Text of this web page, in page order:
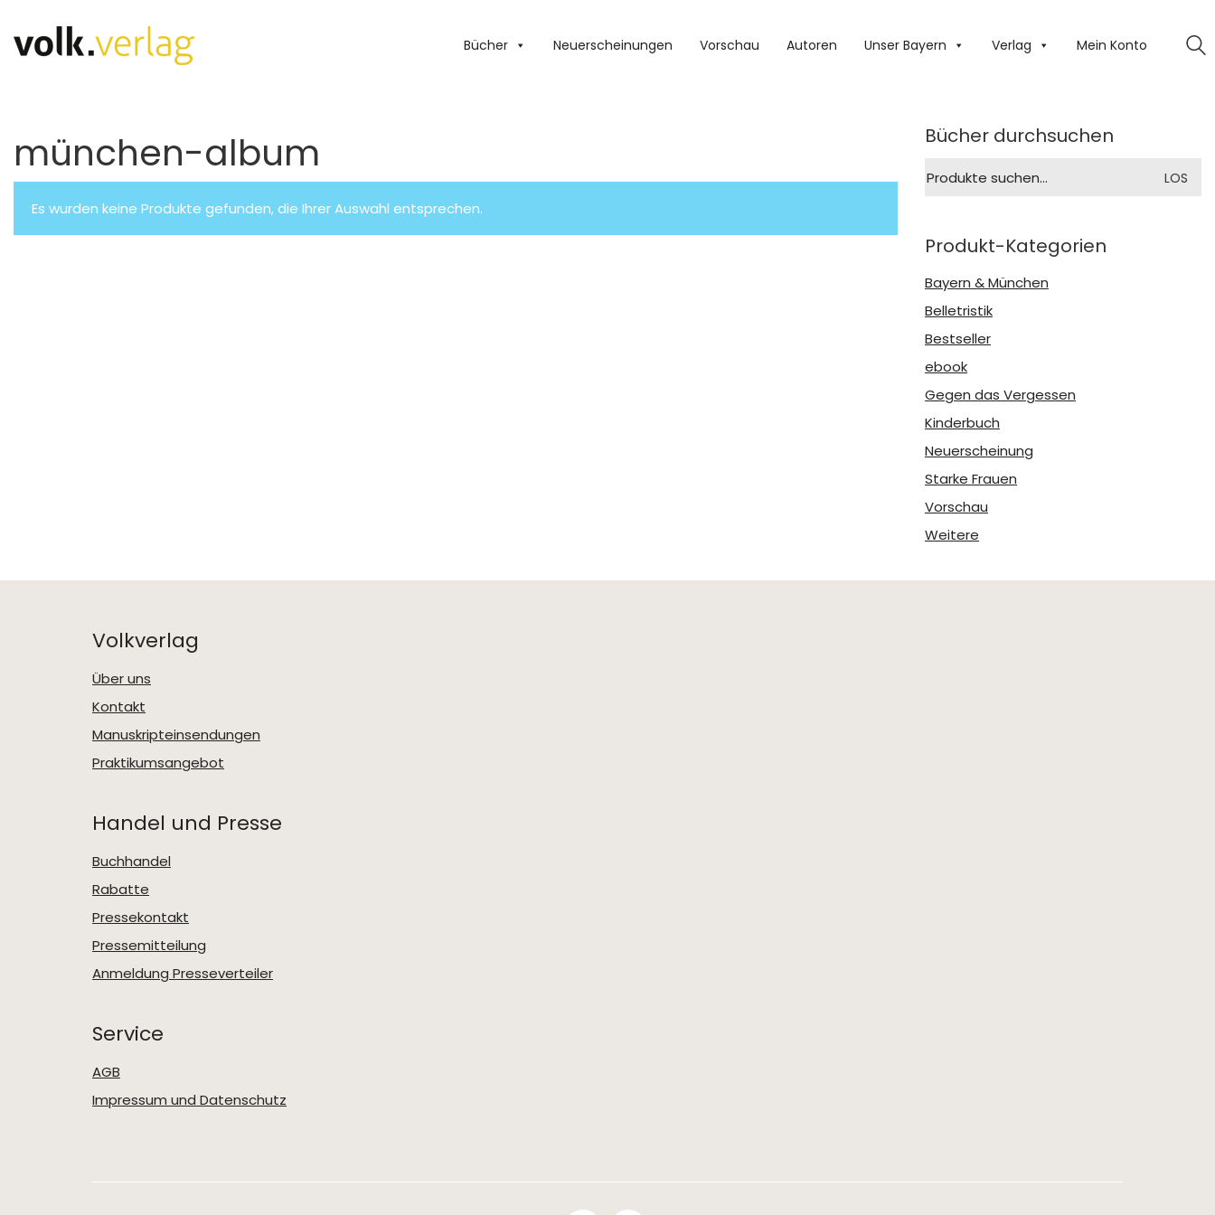
Bücher Neuerscheinungen Vorschau Autoren Unser Bayern Verlag Mein Konto
münchen-album
Es wurden keine Produkte gefunden, die Ihrer Auswahl entsprechen.
Bücher durchsuchen
nach:
LOS
Produkt-Kategorien
Bayern & München
Belletristik
Bestseller
ebook
Gegen das Vergessen
Kinderbuch
Neuerscheinung
Starke Frauen
Vorschau
Weitere
Volkverlag
Über uns
Kontakt
Manuskripteinsendungen
Praktikumsangebot
Handel und Presse
Buchhandel
Rabatte
Pressekontakt
Pressemitteilung
Anmeldung Presseverteiler
Service
AGB
Impressum und Datenschutz